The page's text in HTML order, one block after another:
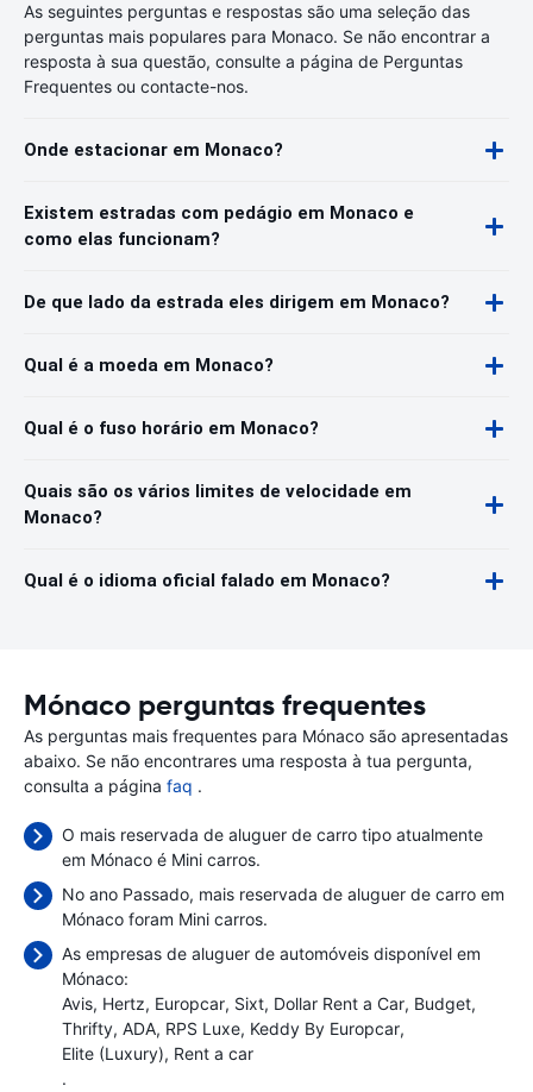
As seguintes perguntas e respostas são uma seleção das
perguntas mais populares para Monaco. Se não encontrar a
resposta à sua questão, consulte a página de Perguntas
Frequentes ou contacte-nos.
Onde estacionar em Monaco?
Existem estradas com pedágio em Monaco e
como elas funcionam?
De que lado da estrada eles dirigem em Monaco?
Qual é a moeda em Monaco?
Qual é o fuso horário em Monaco?
Quais são os vários limites de velocidade em
Monaco?
Qual é o idioma oficial falado em Monaco?
Mónaco perguntas frequentes
As perguntas mais frequentes para Mónaco são apresentadas
abaixo. Se não encontrares uma resposta à tua pergunta,
consulta a página faq .
O mais reservada de aluguer de carro tipo atualmente
em Mónaco é Mini carros.
No ano Passado, mais reservada de aluguer de carro em
Mónaco foram Mini carros.
As empresas de aluguer de automóveis disponível em
Mónaco:
Avis Hertz Europcar Sixt Dollar Rent a Car Budget
Thrifty ADA RPS Luxe Keddy By Europcar
Elite (Luxury) Rent a car
.